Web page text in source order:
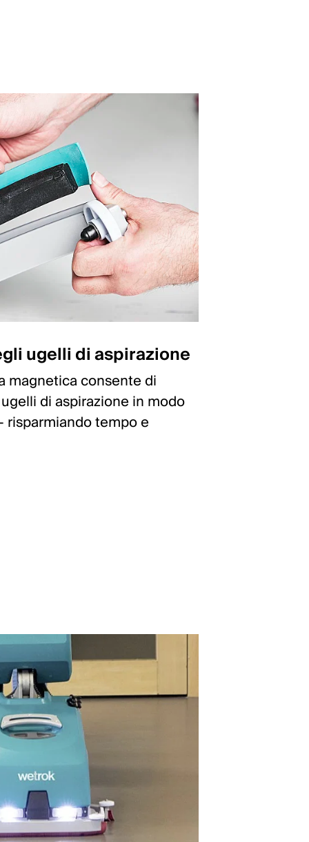
ugelli di aspirazione
magnetica consente di
di aspirazione in modo
risparmiando tempo e